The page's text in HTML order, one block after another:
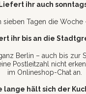
Liefert ihr auch
sieben Tagen die Woche
ihr bis an die
Berlin – auch bis zur
Postleitzahl nicht
im Onlineshop-Chat an.
lange hält sich der